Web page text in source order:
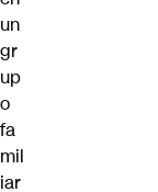
un
gr
up
o
fa
mil
iar